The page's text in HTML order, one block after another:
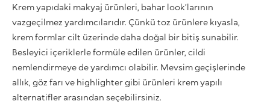
Krem yapıdaki makyaj ürünleri, bahar look’larının
vazgeçilmez yardımcılarıdır. Çünkü toz ürünlere kıyasla,
krem formlar cilt üzerinde daha doğal bir bitiş sunabilir.
Besleyici içeriklerle formüle edilen ürünler, cildi
nemlendirmeye de yardımcı olabilir. Mevsim geçişlerinde
allık, göz farı ve highlighter gibi ürünleri krem yapılı
alternatifler arasından seçebilirsiniz.